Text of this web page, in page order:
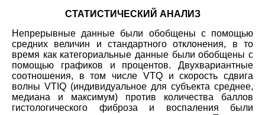
СТАТИСТИЧЕСКИЙ АНАЛИЗ
Непрерывные данные были обобщены с помощью
средних величин и стандартного отклонения, в то
время как категориальные данные были обобщены с
помощью графиков и процентов. Двухвариантные
соотношения, в том числе VTQ и скорость сдвига
волны VTIQ (индивидуальное для субъекта среднее,
медиана и максимум) против количества баллов
гистологического фиброза и воспаления были